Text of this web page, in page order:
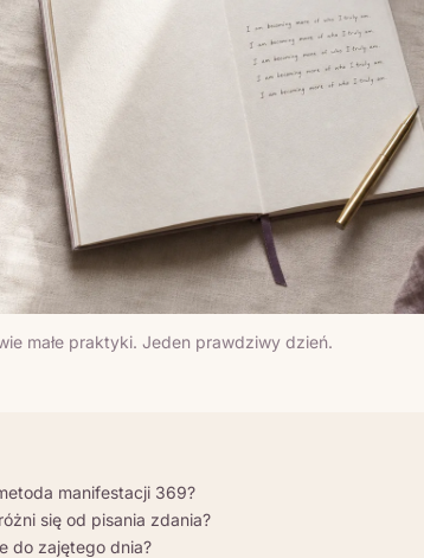
małe praktyki. Jeden prawdziwy dzień.
manifestacji 369?
się od pisania zdania?
do zajętego dnia?